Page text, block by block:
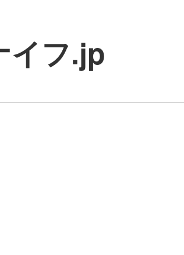
イフ.jp